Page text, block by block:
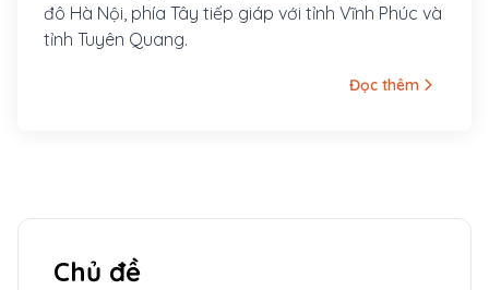
đô Hà Nội, phía Tây tiếp giáp với tỉnh Vĩnh Phúc và
tỉnh Tuyên Quang.
Đọc thêm
Chủ đề